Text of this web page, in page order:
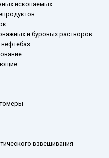
ископаемых
и буровых растворов
взвешивания